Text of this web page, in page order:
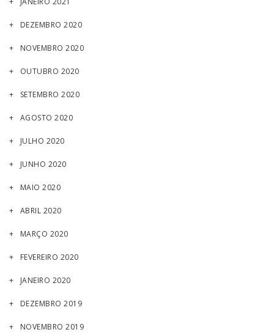
DEZEMBRO 2020
NOVEMBRO 2020
OUTUBRO 2020
SETEMBRO 2020
AGOSTO 2020
JULHO 2020
JUNHO 2020
MAIO 2020
ABRIL 2020
MARÇO 2020
FEVEREIRO 2020
JANEIRO 2020
DEZEMBRO 2019
NOVEMBRO 2019